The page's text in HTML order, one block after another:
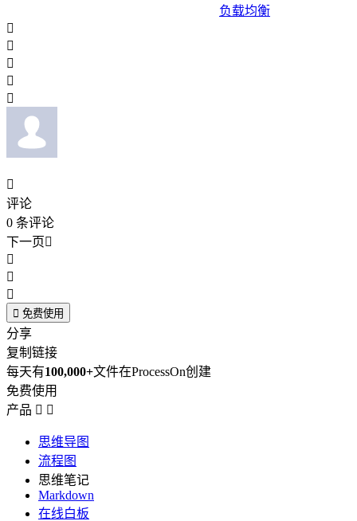
负载均衡






评论
0 条评论
下一页



 免费使用
分享
复制链接
每天有100,000+文件在ProcessOn创建
免费使用
产品  
思维导图
流程图
思维笔记
Markdown
在线白板